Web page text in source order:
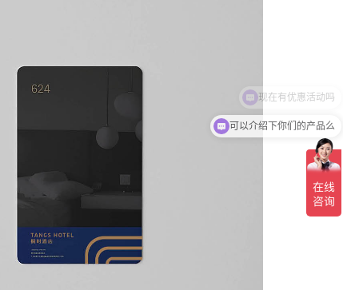
可以介绍下你们的产品么